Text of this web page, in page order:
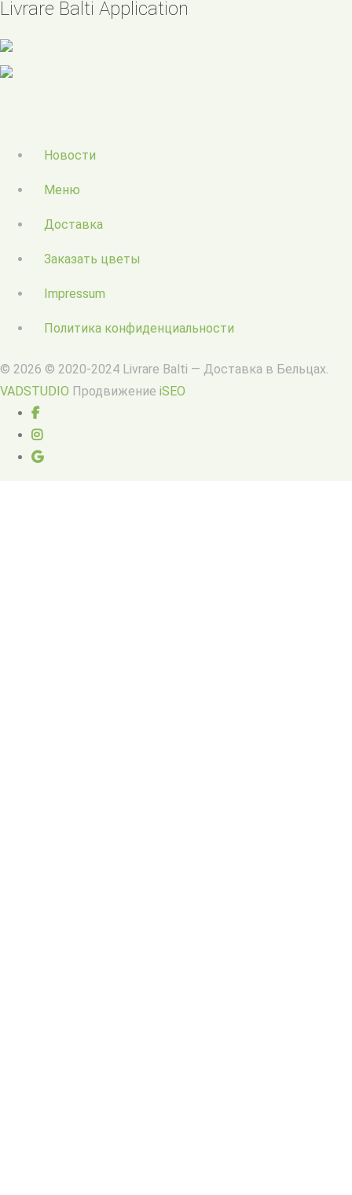
Livrare Balti Application
Новости
Меню
Доставка
Заказать цветы
Impressum
Политика конфиденциальности
© 2026 © 2020-2024 Livrare Balti — Доставка в Бельцах.
VADSTUDIO Продвижение iSEO